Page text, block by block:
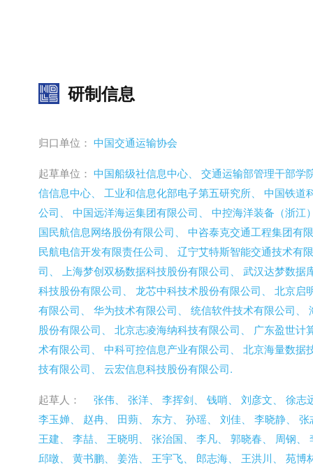
研制信息
归口单位： 中国交通运输协会
起草单位： 中国船级社信息中心、 交通运输部管理干部学
信信息中心、 工业和信息化部电子第五研究所、 中国铁道
公司、 中国远洋海运集团有限公司、 中控海洋装备（浙江
国民航信息网络股份有限公司、 中咨泰克交通工程集团有
民航电信开发有限责任公司、 辽宁艾特斯智能交通技术有
司、
上海梦创双杨数据科技股份有限公司、 武汉达梦数据
科技股份有限公司、 龙芯中科技术股份有限公司、 北京启
有限公司、 华为技术有限公司、 统信软件技术有限公司、
股份有限公司、 北京志凌海纳科技有限公司、 广东盈世计
术有限公司、 中科可控信息产业有限公司、 北京海量数据
技有限公司、 云宏信息科技股份有限公司.
起草人： 张伟、 张洋、 李挥剑、 钱哨、 刘彦文、 徐志
李玉婵、 赵冉、 田蒴、 东方、 孙瑶、 刘佳、 李晓静、 张
王建、 李喆、 王晓明、 张治国、 李凡、 郭晓春、 周钢、
邱暾、 黄书鹏、 姜浩、 王宇飞、 郎志海、 王洪川、 苑博